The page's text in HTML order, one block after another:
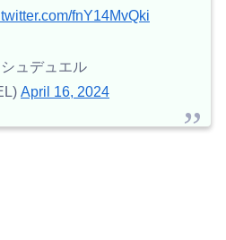
fnY14MvQki
ュデュエル
April 16, 2024